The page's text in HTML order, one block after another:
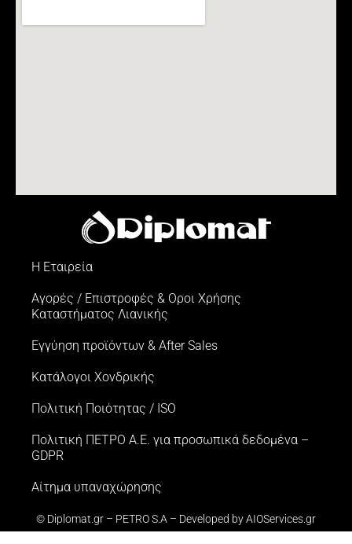
Η Εταιρεία
Αγορές / Επιστροφές & Oροι Xρήσης
Kαταστήματος Λιανικής
Εγγύηση προϊόντων & After Sales
Κατάλογοι Χονδρικής
Πολιτική Ποιότητας / ISO
Πολιτική ΠΕΤΡΟ Α.Ε. για προσωπικά δεδομένα –
GDPR
Αίτημα υπαναχώρησης
© Diplomat.gr – PETRO S.A – Developed byAIOServices.gr